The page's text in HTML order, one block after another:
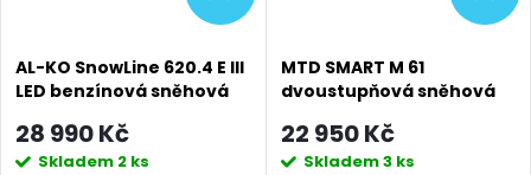
AL-KO SnowLine 620.4 E III
LED benzínová sněhová
28 990 Kč
Skladem 2 ks
MTD SMART M 61
dvoustupňová sněhová
22 950 Kč
Skladem3 ks